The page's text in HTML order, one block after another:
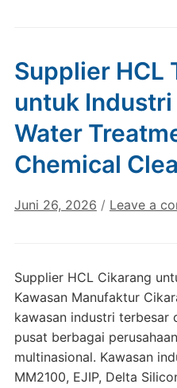
Supplier HCL
untuk
Water
Chemical
Juni 26, 2026 / Leave a
Supplier HCL Cikarang
Kawasan Manufaktur
kawasan industri terbesar
pusat berbagai
multinasional. Kawasan
MM2100, EJIP, Delta